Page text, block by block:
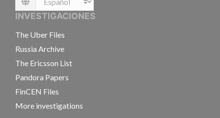
Language
INVESTIGACIONES
The Uber Files
Russia Archive
The Ericsson List
Pandora Papers
FinCEN Files
More investigations